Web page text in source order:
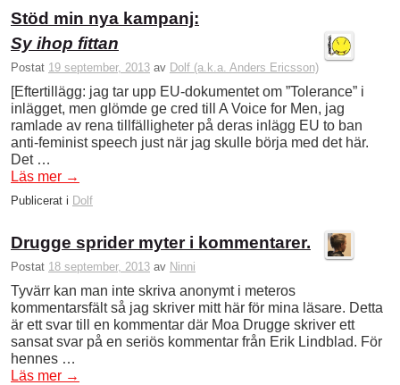
Stöd min nya kampanj:
Sy ihop fittan
Postat 19 september, 2013 av Dolf (a.k.a. Anders Ericsson)
[Eftertillägg: jag tar upp EU-dokumentet om ”Tolerance” i
inlägget, men glömde ge cred till A Voice for Men, jag
ramlade av rena tillfälligheter på deras inlägg EU to ban
anti-feminist speech just när jag skulle börja med det här.
Det …
Läs mer →
Publicerat i Dolf
Drugge sprider myter i kommentarer.
Postat 18 september, 2013 av Ninni
Tyvärr kan man inte skriva anonymt i meteros
kommentarsfält så jag skriver mitt här för mina läsare. Detta
är ett svar till en kommentar där Moa Drugge skriver ett
sansat svar på en seriös kommentar från Erik Lindblad. För
hennes …
Läs mer →